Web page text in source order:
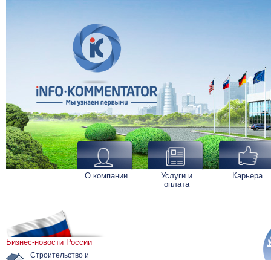
О компании
Услуги и
оплата
Карьера
Бизнес-новости России
Строительство и